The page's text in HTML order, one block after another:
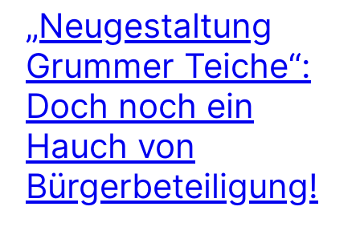
„Neugestaltung
Grummer Teiche“:
Doch noch ein
Hauch von
Bürgerbeteiligung!